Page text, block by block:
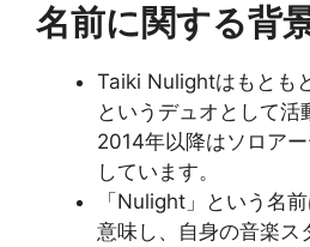
名前に関する背
Taiki Nulightはもとも
というデュオとして活
2014年以降はソロア
しています。
「Nulight」という名
意味し、自身の音楽ス